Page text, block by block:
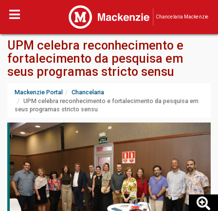
Chancelaria Mackenzie
UPM celebra reconhecimento e
fortalecimento da pesquisa em
seus programas stricto sensu
Mackenzie Portal
Chancelaria
UPM celebra reconhecimento e fortalecimento da pesquisa em
seus programas stricto sensu